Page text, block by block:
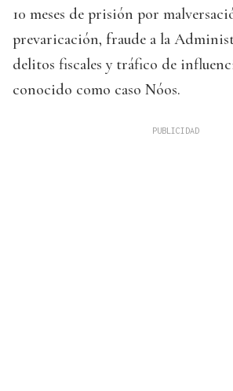
10 meses de prisión por
prevaricación, fraude a la
delitos fiscales y tráfico de
conocido como caso Nóos.